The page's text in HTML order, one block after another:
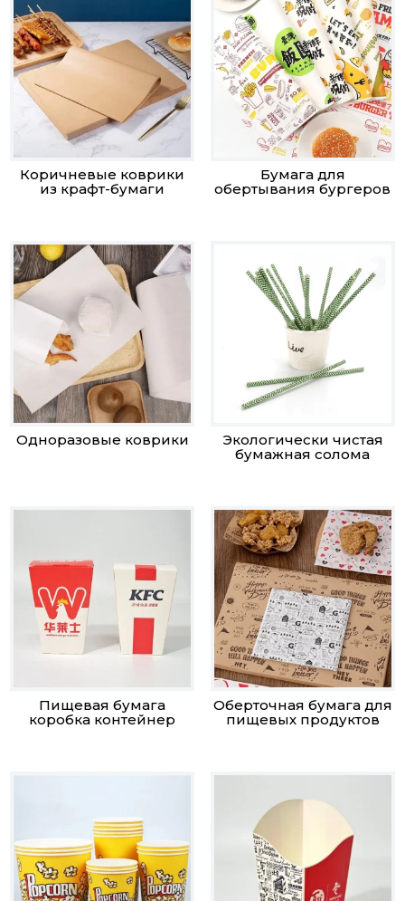
Коричневые коврики
из крафт-бумаги
Бумага для
обертывания бургеров
Одноразовые коврики
Экологически чистая
бумажная солома
Пищевая бумага
коробка контейнер
Оберточная бумага для
пищевых продуктов